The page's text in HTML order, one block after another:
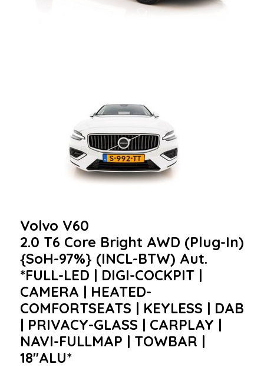
Volvo V60
2.0 T6 Core Bright AWD (Plug-In)
{SoH-97%} (INCL-BTW) Aut.
*FULL-LED | DIGI-COCKPIT |
CAMERA | HEATED-
COMFORTSEATS | KEYLESS | DAB
| PRIVACY-GLASS | CARPLAY |
NAVI-FULLMAP | TOWBAR |
18''ALU*